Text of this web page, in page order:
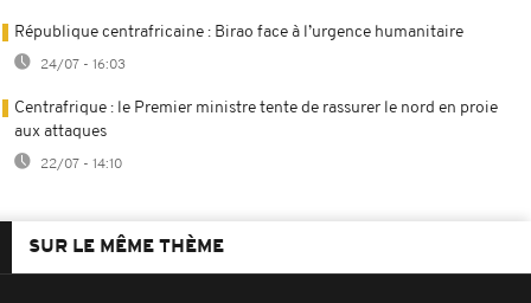
République centrafricaine : Birao face à l’urgence humanitaire
24/07 - 16:03
Centrafrique : le Premier ministre tente de rassurer le nord en proie
aux attaques
22/07 - 14:10
SUR LE MÊME THÈME